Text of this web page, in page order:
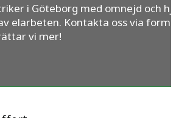
i Göteborg med omnejd och
elarbeten. Kontakta oss via
vi mer!